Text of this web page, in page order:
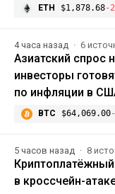
ETH $1,878.68-
4 часа назад 6
Азиатский спрос
инвесторы
по инфляции в
BTC $64,069.00
5 часов назад 8
в кроссчейн-